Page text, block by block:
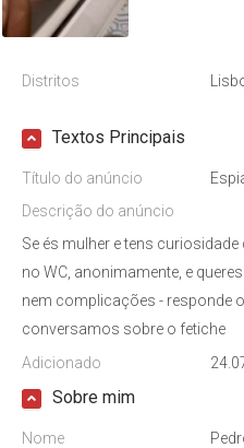
Distritos
Textos Principais
Título do anúncio
Descrição do anúncio
Se és mulher e tens
no WC, anonimamente, e
nem complicações - responde
conversamos sobre o fetiche
Adicionado
Sobre mim
Nome